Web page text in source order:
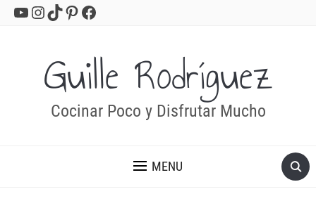
YouTube
Instagram
TikTok
Pinterest
Facebook
Guille Rodríguez
Cocinar Poco y Disfrutar Mucho
MENU